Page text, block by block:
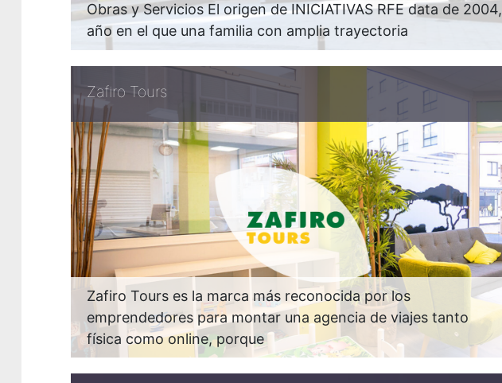
Obras y Servicios El origen de INICIATIVAS RFE data de 2004,
año en el que una familia con amplia trayectoria
Zafiro Tours
Zafiro Tours es la marca más reconocida por los
emprendedores para montar una agencia de viajes tanto
física como online, porque